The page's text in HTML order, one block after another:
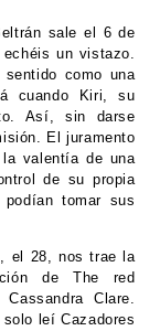
sale el 6 de
un vistazo.
como una
cuando Kiri, su
Así, sin darse
El juramento
valentía de una
de su propia
tomar sus
el 28, nos trae la
deThe red
Clare.
leí Cazadores